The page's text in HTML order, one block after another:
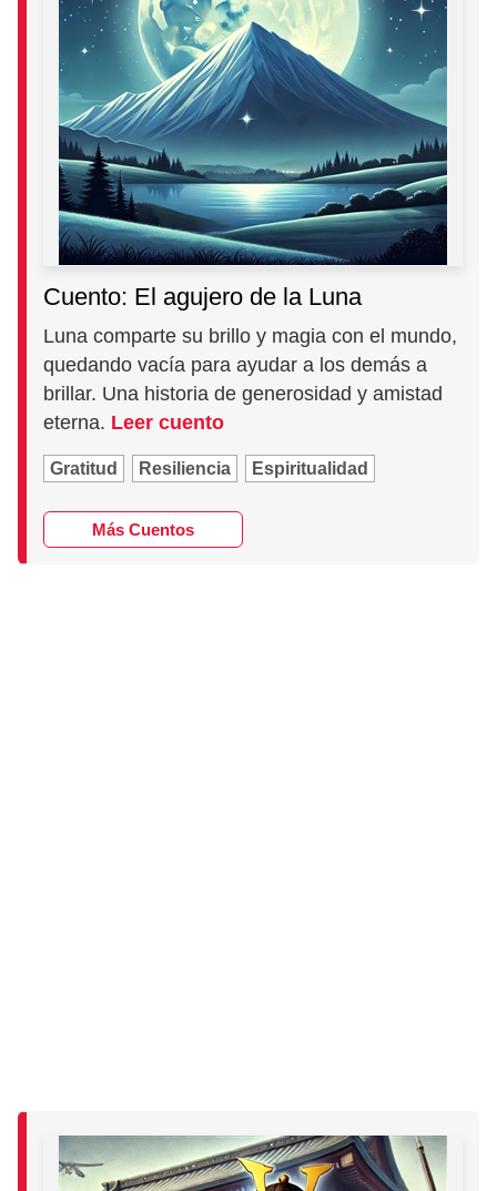
Cuento: El agujero de la Luna
Luna comparte su brillo y magia con el mundo,
quedando vacía para ayudar a los demás a
brillar. Una historia de generosidad y amistad
eterna. Leer cuento
Gratitud Resiliencia Espiritualidad
Más Cuentos